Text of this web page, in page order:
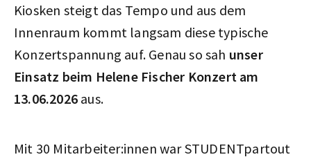
Kiosken steigt das Tempo und aus dem
Innenraum kommt langsam diese typische
Konzertspannung auf. Genau so sah unser
Einsatz beim Helene Fischer Konzert am
13.06.2026 aus.
Mit 30 Mitarbeiter:innen war STUDENTpartout